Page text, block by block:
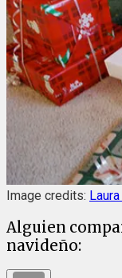
Image credits:
Alguien
navideño: